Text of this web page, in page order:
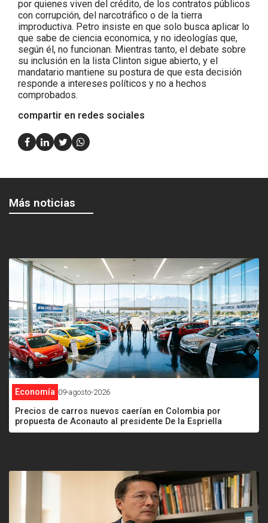
por quienes viven del crédito, de los contratos públicos
con corrupción, del narcotráfico o de la tierra
improductiva. Petro insiste en que solo busca aplicar lo
que sabe de ciencia economica, y no ideologías que,
según él, no funcionan. Mientras tanto, el debate sobre
su inclusión en la lista Clinton sigue abierto, y el
mandatario mantiene su postura de que esta decisión
responde a intereses políticos y no a hechos
comprobados.
compartir en redes sociales
Más noticias
Economía 09-agosto-2026
Precios de carros nuevos caerían en Colombia por
propuesta de Aconauto al presidente De la Espriella